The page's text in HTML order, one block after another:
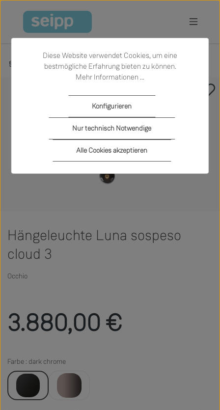
Zum Hauptinhalt springen
Produkte Licht Hängeleuchten
Hängeleuchte Luna sospeso
cloud 3
Occhio
3.880,00 €
Farbe : dark chrome
dark chrome phantom
Diese Website verwendet Cookies, um eine
bestmögliche Erfahrung bieten zu können.
Mehr Informationen ...
Nur technisch Notwendige
Konfigurieren
Alle Cookies akzeptieren